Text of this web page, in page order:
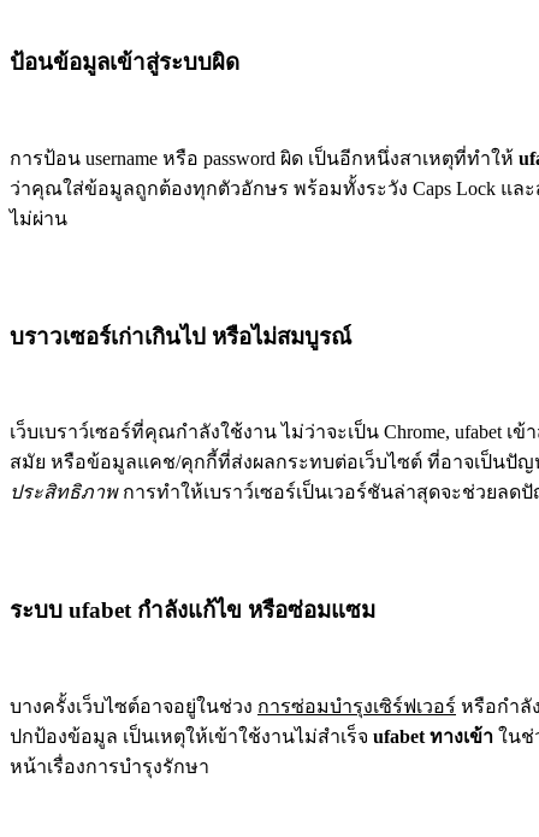
ป้อนข้อมูลเข้าสู่ระบบผิด
การป้อน username หรือ password ผิด เป็นอีกหนึ่งสาเหตุที่ทำให้
ว่าคุณใส่ข้อมูลถูกต้องทุกตัวอักษร พร้อมทั้งระวัง Caps Lock
ไม่ผ่าน
บราวเซอร์เก่าเกินไป หรือไม่สมบูรณ์
เว็บเบราว์เซอร์ที่คุณกำลังใช้งาน ไม่ว่าจะเป็น Chrome, ufabet เข้
สมัย หรือข้อมูลแคช/คุกกี้ที่ส่งผลกระทบต่อเว็บไซต์ ที่อาจเป็นปัญ
ประสิทธิภาพการทำให้เบราว์เซอร์เป็นเวอร์ชันล่าสุดจะช่วยลด
ระบบ ufabet กำลังแก้ไข หรือซ่อมแซม
บางครั้งเว็บไซต์อาจอยู่ในช่วง การซ่อมบำรุงเซิร์ฟเวอร์ หรือกำลั
ปกป้องข้อมูล เป็นเหตุให้เข้าใช้งานไม่สำเร็จ ufabet ทางเข้า ในช่
หน้าเรื่องการบำรุงรักษา